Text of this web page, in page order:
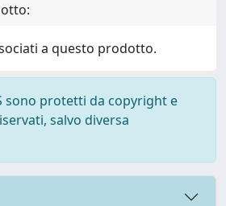
a questo prodotto.
sono protetti da copyright e
salvo diversa